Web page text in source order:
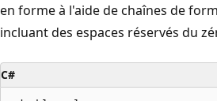
en forme à l'aide de chaînes de
incluant des espaces réservés du
C#